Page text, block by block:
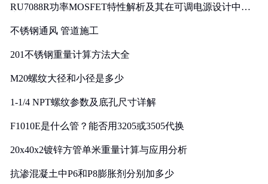
RU7088R功率MOSFET特性解析及其在可调电源设计中的
不锈钢通风 管道施工
201不锈钢重量计算方法大全
M20螺纹大径和小径是多少
1-1/4 NPT螺纹参数及底孔尺寸详解
F1010E是什么管？能否用3205或3505代换
20x40x2镀锌方管单米重量计算与应用分析
抗渗混凝土中P6和P8膨胀剂分别加多少